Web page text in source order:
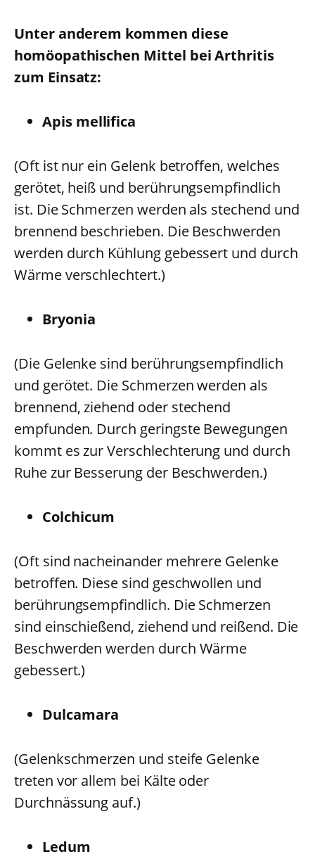
Unter anderem kommen diese
homöopathischen Mittel bei Arthritis
zum Einsatz:
Apis mellifica
(Oft ist nur ein Gelenk betroffen, welches
gerötet, heiß und berührungsempfindlich
ist. Die Schmerzen werden als stechend und
brennend beschrieben. Die Beschwerden
werden durch Kühlung gebessert und durch
Wärme verschlechtert.)
Bryonia
(Die Gelenke sind berührungsempfindlich
und gerötet. Die Schmerzen werden als
brennend, ziehend oder stechend
empfunden. Durch geringste Bewegungen
kommt es zur Verschlechterung und durch
Ruhe zur Besserung der Beschwerden.)
Colchicum
(Oft sind nacheinander mehrere Gelenke
betroffen. Diese sind geschwollen und
berührungsempfindlich. Die Schmerzen
sind einschießend, ziehend und reißend. Die
Beschwerden werden durch Wärme
gebessert.)
Dulcamara
(Gelenkschmerzen und steife Gelenke
treten vor allem bei Kälte oder
Durchnässung auf.)
Ledum